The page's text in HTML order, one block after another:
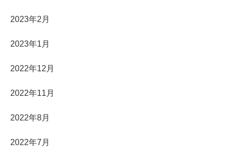
2023年2月
2023年1月
2022年12月
2022年11月
2022年8月
2022年7月